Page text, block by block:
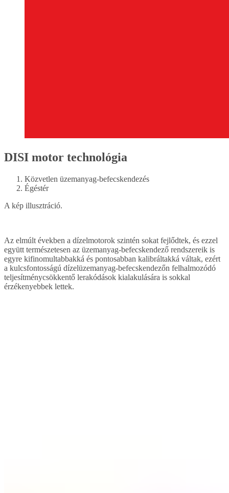
DISI motor technológia
Közvetlen üzemanyag-befecskendezés
Égéstér
A kép illusztráció.
Az elmúlt években a dízelmotorok szintén sokat fejlődtek, és ezzel
együtt természetesen az üzemanyag-befecskendező rendszereik is
egyre kifinomultabbakká és pontosabban kalibráltakká váltak, ezért
a kulcsfontosságú dízelüzemanyag-befecskendezőn felhalmozódó
teljesítménycsökkentő lerakódások kialakulására is sokkal
érzékenyebbek lettek.